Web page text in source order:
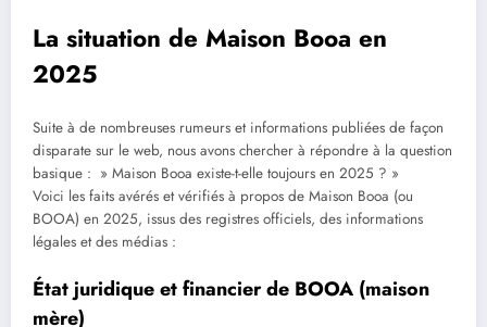
La situation de Maison Booa en
2025
Suite à de nombreuses rumeurs et informations publiées de façon
disparate sur le web, nous avons chercher à répondre à la question
basique : » Maison Booa existe-t-elle toujours en 2025 ? »
Voici les faits avérés et vérifiés à propos de Maison Booa (ou
BOOA) en 2025, issus des registres officiels, des informations
légales et des médias :
État juridique et financier de BOOA (maison
mère)